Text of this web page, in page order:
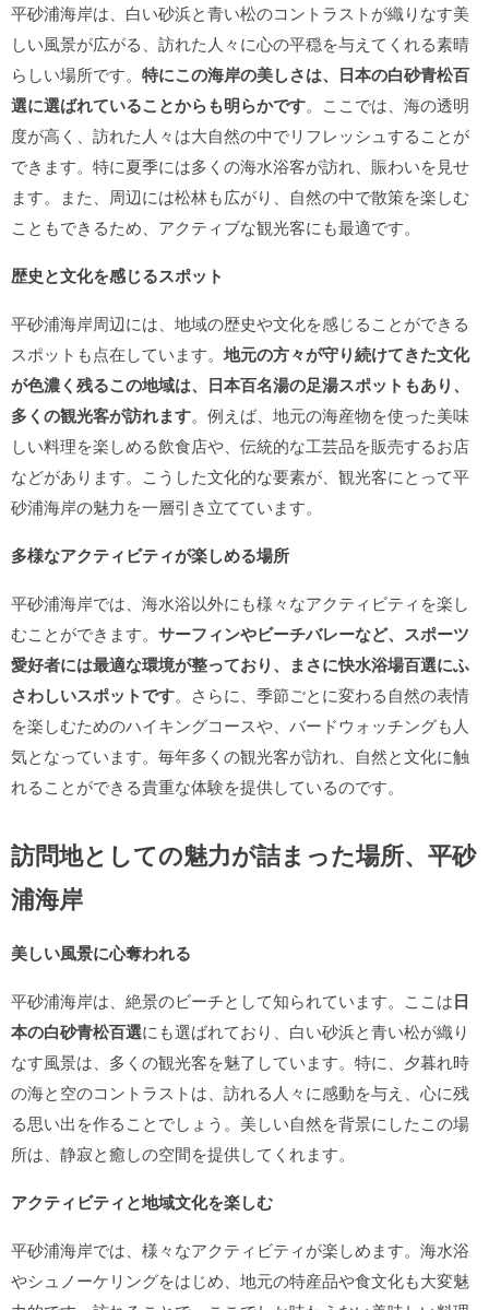
平砂浦海岸は、白い砂浜と青い松のコントラストが織りなす美
しい風景が広がる、訪れた人々に心の平穏を与えてくれる素晴
らしい場所です。 特にこの海岸の美しさは、日本の白砂青松百
選に選ばれていることからも明らかです。ここでは、海の透明
度が高く、訪れた人々は大自然の中でリフレッシュすることが
できます。特に夏季には多くの海水浴客が訪れ、賑わいを見せ
ます。また、周辺には松林も広がり、自然の中で散策を楽しむ
こともできるため、アクティブな観光客にも最適です。
歴史と文化を感じるスポット
平砂浦海岸周辺には、地域の歴史や文化を感じることができる
スポットも点在しています。 地元の方々が守り続けてきた文化
が色濃く残るこの地域は、日本百名湯の足湯スポットもあり、
多くの観光客が訪れます。例えば、地元の海産物を使った美味
しい料理を楽しめる飲食店や、伝統的な工芸品を販売するお店
などがあります。こうした文化的な要素が、観光客にとって平
砂浦海岸の魅力を一層引き立てています。
多様なアクティビティが楽しめる場所
平砂浦海岸では、海水浴以外にも様々なアクティビティを楽し
むことができます。 サーフィンやビーチバレーなど、スポーツ
愛好者には最適な環境が整っており、まさに快水浴場百選にふ
さわしいスポットです。さらに、季節ごとに変わる自然の表情
を楽しむためのハイキングコースや、バードウォッチングも人
気となっています。毎年多くの観光客が訪れ、自然と文化に触
れることができる貴重な体験を提供しているのです。
訪問地としての魅力が詰まった場所、平砂
浦海岸
美しい風景に心奪われる
平砂浦海岸は、絶景のビーチとして知られています。ここは日
本の白砂青松百選にも選ばれており、白い砂浜と青い松が織り
なす風景は、多くの観光客を魅了しています。特に、夕暮れ時
の海と空のコントラストは、訪れる人々に感動を与え、心に残
る思い出を作ることでしょう。美しい自然を背景にしたこの場
所は、静寂と癒しの空間を提供してくれます。
アクティビティと地域文化を楽しむ
平砂浦海岸では、様々なアクティビティが楽しめます。海水浴
やシュノーケリングをはじめ、地元の特産品や食文化も大変魅